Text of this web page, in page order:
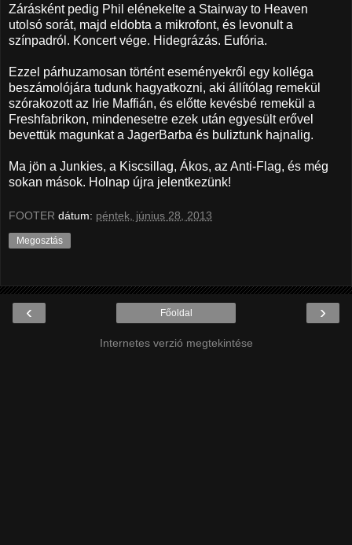
Zárásként pedig Phil elénekelte a Stairway to Heaven
utolsó sorát, majd eldobta a mikrofont, és levonult a
színpadról. Koncert vége. Hidegrázás. Eufória.
Ezzel párhuzamosan történt eseményekről egy kolléga
beszámolójára tudunk hagyatkozni, aki állítólag remekül
szórakozott az Irie Maffián, és előtte kevésbé remekül a
Freshfabrikon, mindenesetre ezek után egyesült erővel
bevettük magunkat a JagerBarba és buliztunk hajnalig.
Ma jön a Junkies, a Kiscsillag, Ákos, az Anti-Flag, és még
sokan mások. Holnap újra jelentkezünk!
FOOTER dátum: péntek, június 28, 2013
Megosztás
‹ ›
Főoldal
Internetes verzió megtekintése